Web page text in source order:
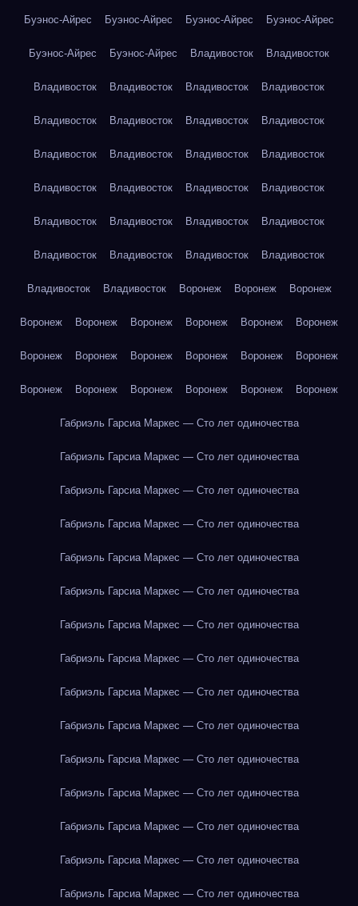
Буэнос-Айрес Буэнос-Айрес Буэнос-Айрес Буэнос-Айрес
Буэнос-Айрес Буэнос-Айрес Владивосток Владивосток
Владивосток Владивосток Владивосток Владивосток
Владивосток Владивосток Владивосток Владивосток
Владивосток Владивосток Владивосток Владивосток
Владивосток Владивосток Владивосток Владивосток
Владивосток Владивосток Владивосток Владивосток
Владивосток Владивосток Владивосток Владивосток
Владивосток Владивосток Воронеж Воронеж Воронеж
Воронеж Воронеж Воронеж Воронеж Воронеж Воронеж
Воронеж Воронеж Воронеж Воронеж Воронеж Воронеж
Воронеж Воронеж Воронеж Воронеж Воронеж Воронеж
Габриэль Гарсиа Маркес — Сто лет одиночества
Габриэль Гарсиа Маркес — Сто лет одиночества
Габриэль Гарсиа Маркес — Сто лет одиночества
Габриэль Гарсиа Маркес — Сто лет одиночества
Габриэль Гарсиа Маркес — Сто лет одиночества
Габриэль Гарсиа Маркес — Сто лет одиночества
Габриэль Гарсиа Маркес — Сто лет одиночества
Габриэль Гарсиа Маркес — Сто лет одиночества
Габриэль Гарсиа Маркес — Сто лет одиночества
Габриэль Гарсиа Маркес — Сто лет одиночества
Габриэль Гарсиа Маркес — Сто лет одиночества
Габриэль Гарсиа Маркес — Сто лет одиночества
Габриэль Гарсиа Маркес — Сто лет одиночества
Габриэль Гарсиа Маркес — Сто лет одиночества
Габриэль Гарсиа Маркес — Сто лет одиночества